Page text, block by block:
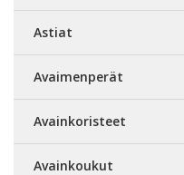
Astiat
Avaimenperät
Avainkoristeet
Avainkoukut